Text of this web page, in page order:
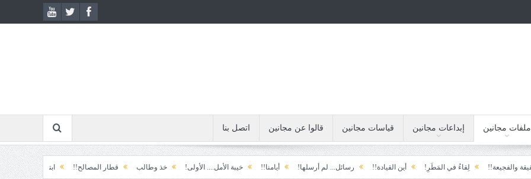
ملفات مجانين إبداعات مجانين قياسات مجانين قالوا عن مجانين اتصل بنا
لِقاءُ في المَطَرِ! أين القيادة!! رسائل... لم أرسلها! أيامنا!! خيبة الأمل.... الأولى! خذ وطالب قطار المصالح!! ابتسامة الطوارئ!